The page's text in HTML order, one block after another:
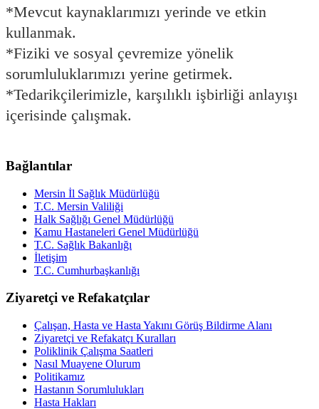
*Mevcut kaynaklarımızı yerinde ve etkin
kullanmak.
*Fiziki ve sosyal çevremize yönelik
sorumluluklarımızı yerine getirmek.
*Tedarikçilerimizle, karşılıklı işbirliği anlayışı
içerisinde çalışmak.
Bağlantılar
Mersin İl Sağlık Müdürlüğü
T.C. Mersin Valiliği
Halk Sağlığı Genel Müdürlüğü
Kamu Hastaneleri Genel Müdürlüğü
T.C. Sağlık Bakanlığı
İletişim
T.C. Cumhurbaşkanlığı
Ziyaretçi ve Refakatçılar
Çalışan, Hasta ve Hasta Yakını Görüş Bildirme Alanı
Ziyaretçi ve Refakatçı Kuralları
Poliklinik Çalışma Saatleri
Nasıl Muayene Olurum
Politikamız
Hastanın Sorumlulukları
Hasta Hakları